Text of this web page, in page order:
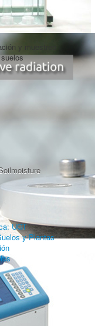
y muestreo
UGT
y Plantas